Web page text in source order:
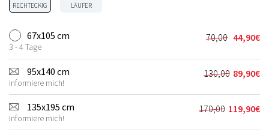
RECHTECKIG LÄUFER
67x105 cm
3 - 4 Tage
70,00
Preis
war:
70,00€
44,90€
Aktueller
Preis
ist:
44,90€.
95x140 cm
Informiere mich!
130,00
Preis
war:
130,00€
89,90€
Aktueller
Preis
ist:
89,90€.
135x195 cm
Informiere mich!
170,00
Preis
119,90€
Aktueller
Preis